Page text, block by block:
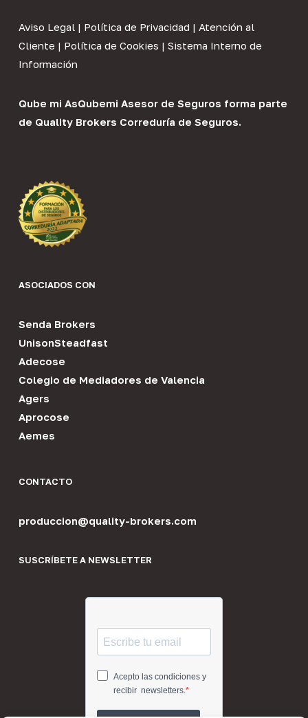
Aviso Legal| Política de Privacidad | Atención al
Cliente | Política de Cookies | Sistema Interno de
Información
Qube mi AsQubemi Asesor de Seguros forma parte
de Quality Brokers Correduría de Seguros.
ASOCIADOS CON
Senda Brokers
UnisonSteadfast
Adecose
Colegio de Mediadores de Valencia
Agers
Aprocose
Aemes
CONTACTO
produccion@quality-brokers.com
SUSCRÍBETE A NEWSLETTER